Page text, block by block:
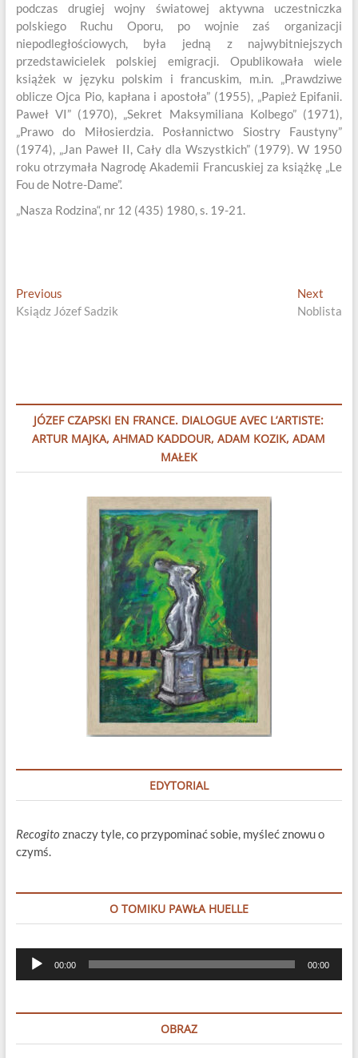
podczas drugiej wojny światowej aktywna uczestniczka
polskiego Ruchu Oporu, po wojnie zaś organizacji
niepodległościowych, była jedną z najwybitniejszych
przedstawicielek polskiej emigracji. Opublikowała wiele
książek w języku polskim i francuskim, m.in. „Prawdziwe
oblicze Ojca Pio, kapłana i apostoła” (1955), „Papież Epifanii.
Paweł VI” (1970), „Sekret Maksymiliana Kolbego” (1971),
„Prawo do Miłosierdzia. Posłannictwo Siostry Faustyny”
(1974), „Jan Paweł II, Cały dla Wszystkich” (1979). W 1950
roku otrzymała Nagrodę Akademii Francuskiej za książkę „Le
Fou de Notre-Dame”.
„Nasza Rodzina“, nr 12 (435) 1980, s. 19-21.
Nawigacja
wpisu
PreviousPrevious
post:
Ksiądz Józef Sadzik
Next
post:
Noblista
JÓZEF CZAPSKI EN FRANCE. DIALOGUE AVEC L’ARTISTE:
ARTUR MAJKA, AHMAD KADDOUR, ADAM KOZIK, ADAM
MAŁEK
EDYTORIAL
Recogito znaczy tyle, co przypominać sobie, myśleć znowu o
czymś.
O TOMIKU PAWŁA HUELLE
Odtwarzacz
plików
00:00 00:00
OBRAZ